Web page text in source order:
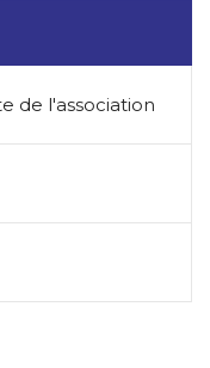
de l'association